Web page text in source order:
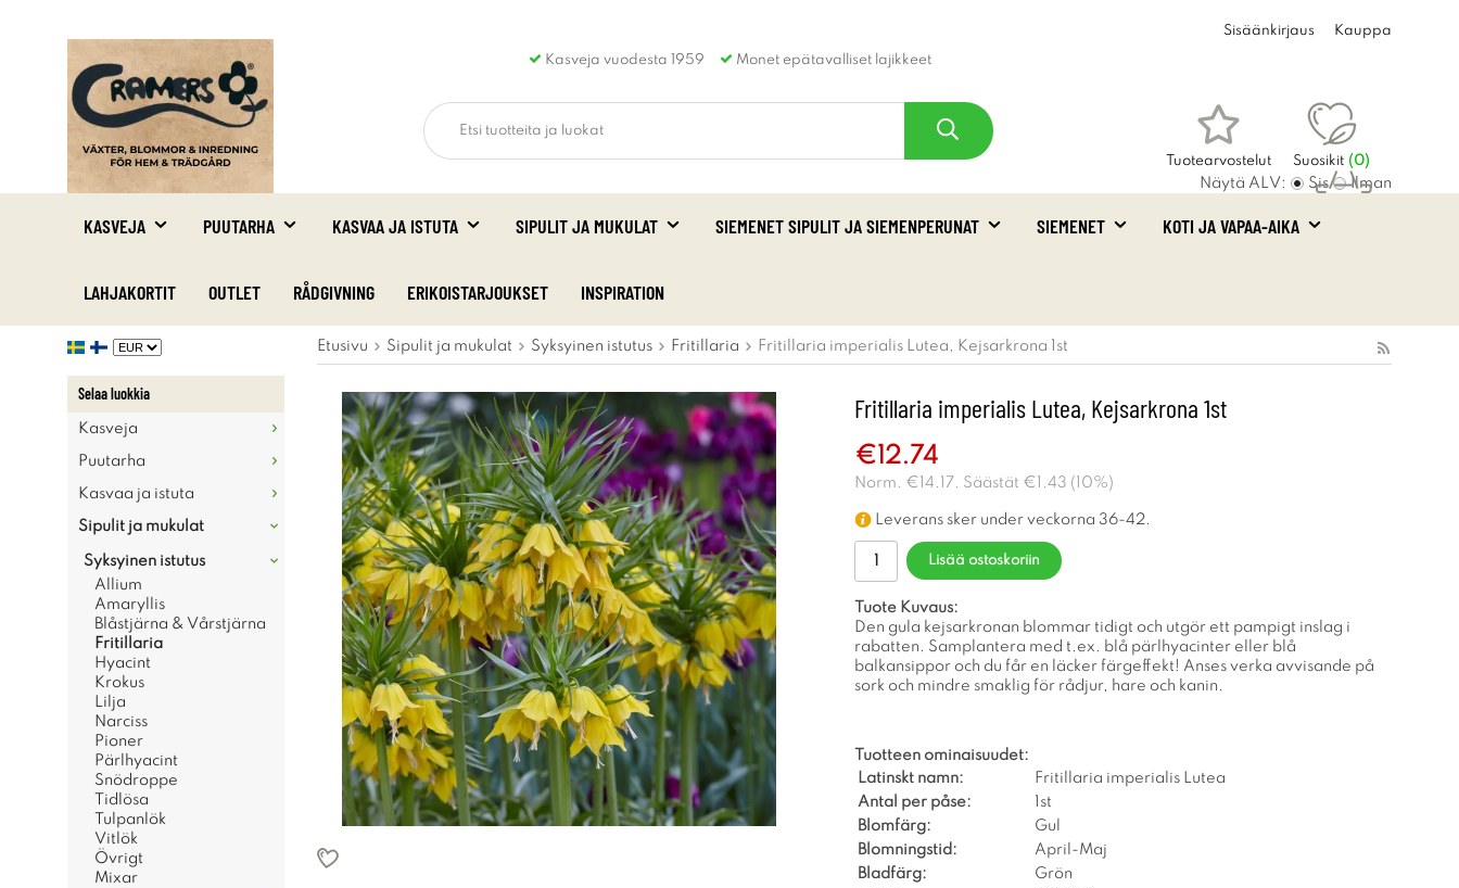
Kasveja vuodesta 1959 Monet epätavalliset lajikkeet
Sisäänkirjaus Kauppa
Tuotearvostelut Suosikit (0)
Ostoskori
Näytä ALV: Sis Ilman
KASVEJA PUUTARHA KASVAA JA ISTUTA SIPULIT JA MUKULAT SIEMENET SIPULIT JA SIEMENPERUNAT SIEMENET KOTI JA VAPAA-AIKA
LAHJAKORTIT OUTLET RÅDGIVNING ERIKOISTARJOUKSET INSPIRATION
Selaa luokkia
Kasveja
Puutarha
Kasvaa ja istuta
Sipulit ja mukulat
Syksyinen istutus
Allium
Amaryllis
Blåstjärna & Vårstjärna
Fritillaria
Hyacint
Krokus
Lilja
Narciss
Pioner
Pärlhyacint
Snödroppe
Tidlösa
Tulpanlök
Vitlök
Övrigt
Mixar
Etusivu Sipulit ja mukulat Syksyinen istutus Fritillaria Fritillaria imperialis Lutea, Kejsarkrona 1st
Fritillaria imperialis Lutea, Kejsarkrona 1st
€12.74
Norm. €14.17 . Säästät €1.43 ( 10%)
Leverans sker under veckorna 36-42.
Lisää ostoskoriin
Tuote Kuvaus:
Den gula kejsarkronan blommar tidigt och utgör ett pampigt inslag i
rabatten. Samplantera med t.ex. blå pärlhyacinter eller blå
balkansippor och du får en läcker färgeffekt! Anses verka avvisande på
sork och mindre smaklig för rådjur, hare och kanin.
Tuotteen ominaisuudet:
Latinskt namn:
Fritillaria imperialis Lutea
Antal per påse:
1st
Blomfärg:
Gul
Blomningstid:
April-Maj
Bladfärg:
Grön